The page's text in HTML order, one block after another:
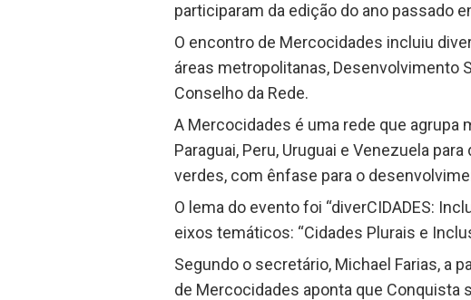
participaram da edição do ano passado
O encontro de Mercocidades incluiu
áreas metropolitanas, Desenvolvimento
Conselho da Rede.
A Mercocidades é uma rede que agrupa
Paraguai, Peru, Uruguai e Venezuela
verdes, com ênfase para o
O lema do evento foi “diverCIDADES:
eixos temáticos: “Cidades Plurais e
Segundo o secretário, Michael Farias, a
de Mercocidades aponta que